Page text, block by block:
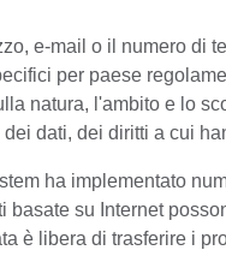
e-mail o il numero
per paese
natura, l'ambito e lo
dati, dei diritti a cui
ha implementato
basate su Internet
è libera di trasferire i